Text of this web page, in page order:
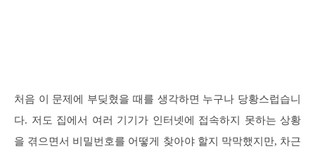
처음 이 문제에 부딪혔을 때를 생각하면 누구나 당황스럽습니
다. 저도 집에서 여러 기기가 인터넷에 접속하지 못하는 상황
을 겪으면서 비밀번호를 어떻게 찾아야 할지 막막했지만, 차근